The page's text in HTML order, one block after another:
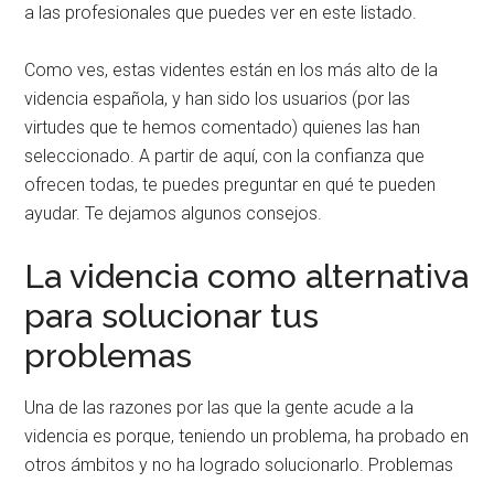
a las profesionales que puedes ver en este listado.
Como ves, estas videntes están en los más alto de la
videncia española, y han sido los usuarios (por las
virtudes que te hemos comentado) quienes las han
seleccionado. A partir de aquí, con la confianza que
ofrecen todas, te puedes preguntar en qué te pueden
ayudar. Te dejamos algunos consejos.
La videncia como alternativa
para solucionar tus
problemas
Una de las razones por las que la gente acude a la
videncia es porque, teniendo un problema, ha probado en
otros ámbitos y no ha logrado solucionarlo. Problemas